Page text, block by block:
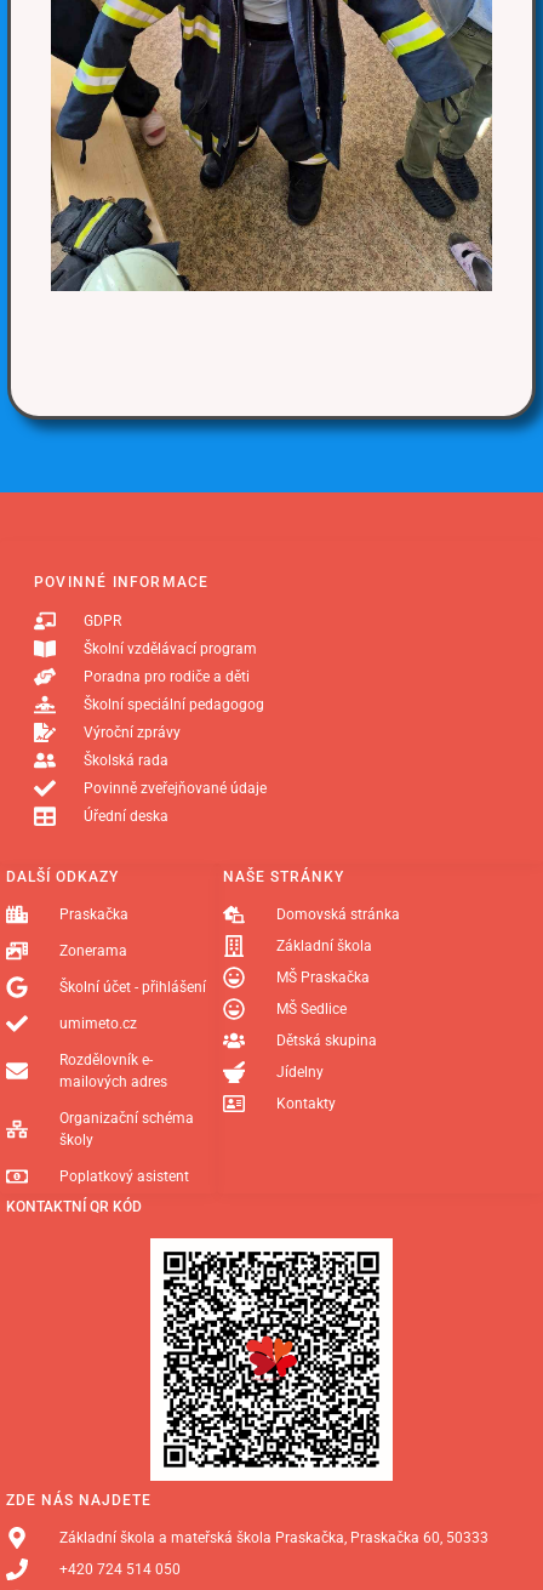
ZDE NÁS NAJDETE
Základní škola a mateřská škola Praskačka, Praskačka 60, 50333
+420 724 514 050
KONTAKTNÍ QR KÓD
NAŠE STRÁNKY
Domovská stránka
Základní škola
MŠ Praskačka
MŠ Sedlice
Dětská skupina
Jídelny
Kontakty
DALŠÍ ODKAZY
Praskačka
Zonerama
Školní účet - přihlášení
umimeto.cz
Rozdělovník e-
mailových adres
Organizační schéma
školy
Poplatkový asistent
POVINNÉ INFORMACE
GDPR
Školní vzdělávací program
Poradna pro rodiče a děti
Školní speciální pedagogog
Výroční zprávy
Školská rada
Povinně zveřejňované údaje
Úřední deska